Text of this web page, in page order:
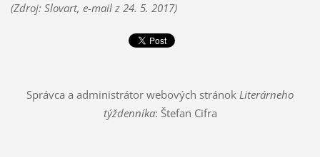
(Zdroj: Slovart, e-mail z 24. 5. 2017)
Správca a administrátor webových stránok Literárneho
týždenníka: Štefan Cifra